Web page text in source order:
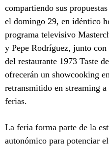
compartiendo sus
el domingo 29, en idéntico
programa televisivo
y Pepe Rodríguez, junto
del restaurante 1973 Taste
ofrecerán un showcooking
retransmitido en streaming
ferias.
La feria forma parte de la
autonómico para potenciar